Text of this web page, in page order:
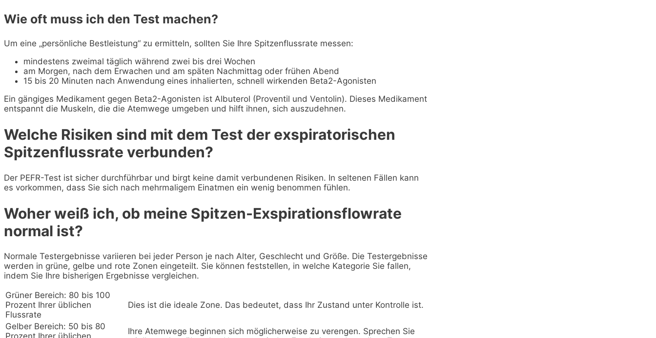
Wie oft muss ich den Test machen?
Um eine „persönliche Bestleistung“ zu ermitteln, sollten Sie Ihre Spitzenflussrate messen:
mindestens zweimal täglich während zwei bis drei Wochen
am Morgen, nach dem Erwachen und am späten Nachmittag oder frühen Abend
15 bis 20 Minuten nach Anwendung eines inhalierten, schnell wirkenden Beta2-Agonisten
Ein gängiges Medikament gegen Beta2-Agonisten ist Albuterol (Proventil und Ventolin). Dieses Medikament
entspannt die Muskeln, die die Atemwege umgeben und hilft ihnen, sich auszudehnen.
Welche Risiken sind mit dem Test der exspiratorischen
Spitzenflussrate verbunden?
Der PEFR-Test ist sicher durchführbar und birgt keine damit verbundenen Risiken. In seltenen Fällen kann
es vorkommen, dass Sie sich nach mehrmaligem Einatmen ein wenig benommen fühlen.
Woher weiß ich, ob meine Spitzen-Exspirationsflowrate
normal ist?
Normale Testergebnisse variieren bei jeder Person je nach Alter, Geschlecht und Größe. Die Testergebnisse
werden in grüne, gelbe und rote Zonen eingeteilt. Sie können feststellen, in welche Kategorie Sie fallen,
indem Sie Ihre bisherigen Ergebnisse vergleichen.
Grüner Bereich: 80 bis 100
Prozent Ihrer üblichen
Flussrate
Dies ist die ideale Zone. Das bedeutet, dass Ihr Zustand unter Kontrolle ist.
Gelber Bereich: 50 bis 80
Ihre Atemwege beginnen sich möglicherweise zu verengen. Sprechen Sie